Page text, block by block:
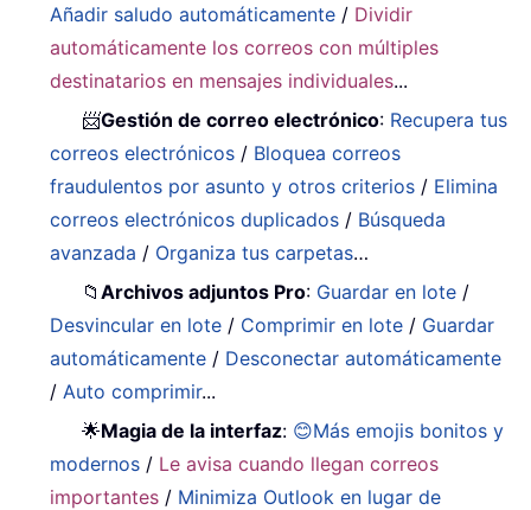
Añadir saludo automáticamente / Dividir
automáticamente los correos con múltiples
destinatarios en mensajes individuales...
📨Gestión de correo electrónico: Recupera tus
correos electrónicos / Bloquea correos
fraudulentos por asunto y otros criterios / Elimina
correos electrónicos duplicados / Búsqueda
avanzada / Organiza tus carpetas…
📁Archivos adjuntos Pro: Guardar en lote /
Desvincular en lote / Comprimir en lote / Guardar
automáticamente / Desconectar automáticamente
/ Auto comprimir...
🌟Magia de la interfaz: 😊Más emojis bonitos y
modernos / Le avisa cuando llegan correos
importantes / Minimiza Outlook en lugar de